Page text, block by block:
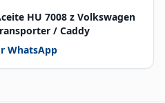
HU 7008 z Volkswagen
/ Caddy
WhatsApp